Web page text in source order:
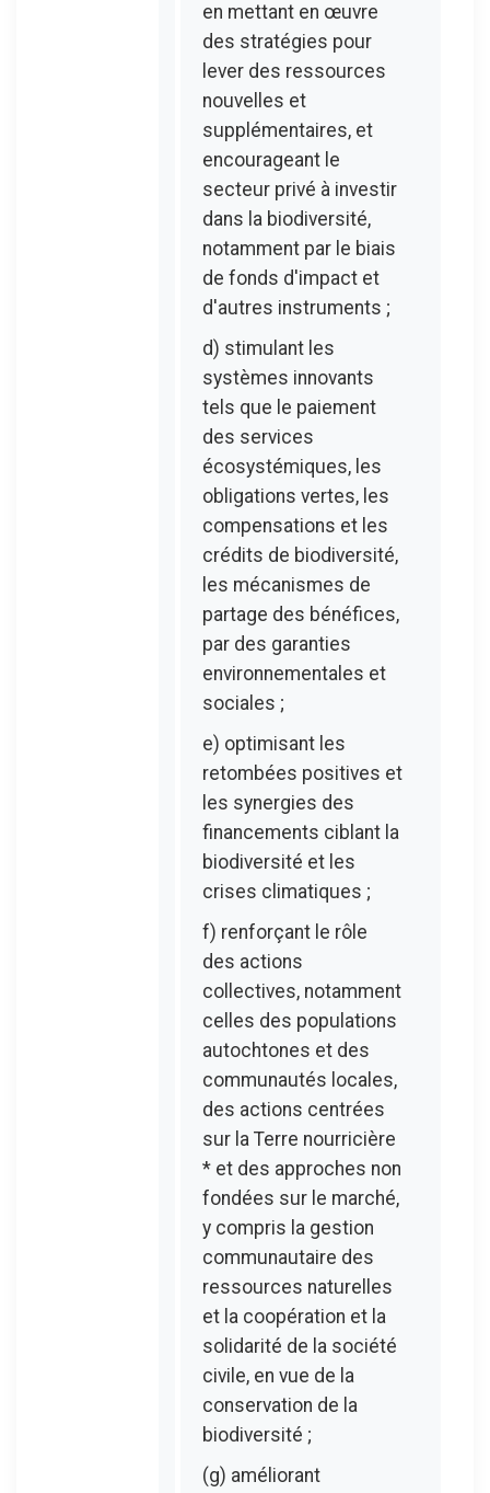
en mettant en œuvre
des stratégies pour
lever des ressources
nouvelles et
supplémentaires, et
encourageant le
secteur privé à investir
dans la biodiversité,
notamment par le biais
de fonds d'impact et
d'autres instruments ;
d) stimulant les
systèmes innovants
tels que le paiement
des services
écosystémiques, les
obligations vertes, les
compensations et les
crédits de biodiversité,
les mécanismes de
partage des bénéfices,
par des garanties
environnementales et
sociales ;
e) optimisant les
retombées positives et
les synergies des
financements ciblant la
biodiversité et les
crises climatiques ;
f) renforçant le rôle
des actions
collectives, notamment
celles des populations
autochtones et des
communautés locales,
des actions centrées
sur la Terre nourricière
* et des approches non
fondées sur le marché,
y compris la gestion
communautaire des
ressources naturelles
et la coopération et la
solidarité de la société
civile, en vue de la
conservation de la
biodiversité ;
(g) améliorant